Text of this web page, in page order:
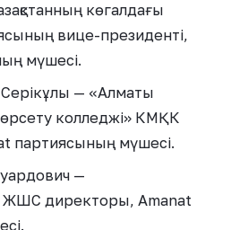
көгалдағы
вице-президенті,
мүшесі.
— «Алматы
колледжі» КМҚК
партиясының мүшесі.
—
ЖШС директоры, Amanat